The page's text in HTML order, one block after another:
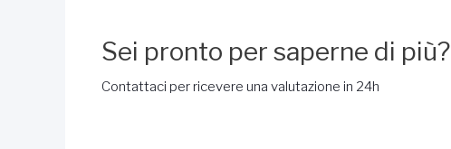
Sei pronto per saperne di più?
Contattaci per ricevere una valutazione in 24h